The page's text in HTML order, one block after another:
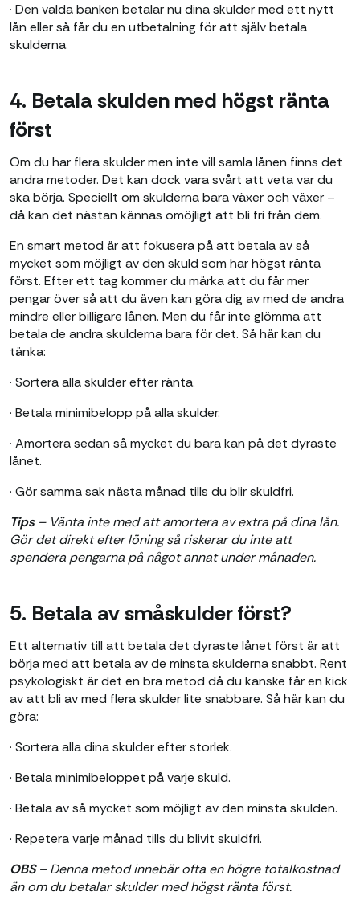
· Den valda banken betalar nu dina skulder med ett nytt
lån eller så får du en utbetalning för att själv betala
skulderna.
4. Betala skulden med högst ränta
först
Om du har flera skulder men inte vill samla lånen finns det
andra metoder. Det kan dock vara svårt att veta var du
ska börja. Speciellt om skulderna bara växer och växer –
då kan det nästan kännas omöjligt att bli fri från dem.
En smart metod är att fokusera på att betala av så
mycket som möjligt av den skuld som har högst ränta
först. Efter ett tag kommer du märka att du får mer
pengar över så att du även kan göra dig av med de andra
mindre eller billigare lånen. Men du får inte glömma att
betala de andra skulderna bara för det. Så här kan du
tänka:
· Sortera alla skulder efter ränta.
· Betala minimibelopp på alla skulder.
· Amortera sedan så mycket du bara kan på det dyraste
lånet.
· Gör samma sak nästa månad tills du blir skuldfri.
Tips– Vänta inte med att amortera av extra på dina lån.
Gör det direkt efter löning så riskerar du inte att
spendera pengarna på något annat under månaden.
5. Betala av småskulder först?
Ett alternativ till att betala det dyraste lånet först är att
börja med att betala av de minsta skulderna snabbt. Rent
psykologiskt är det en bra metod då du kanske får en kick
av att bli av med flera skulder lite snabbare. Så här kan du
göra:
· Sortera alla dina skulder efter storlek.
· Betala minimibeloppet på varje skuld.
· Betala av så mycket som möjligt av den minsta skulden.
· Repetera varje månad tills du blivit skuldfri.
OBS– Denna metod innebär ofta en högre totalkostnad
än om du betalar skulder med högst ränta först.